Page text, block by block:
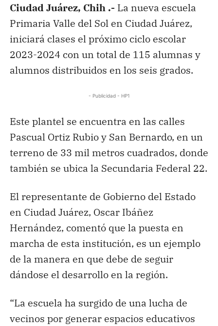
Ciudad Juárez, Chih .- La nueva escuela
Primaria Valle del Sol en Ciudad Juárez,
iniciará clases el próximo ciclo escolar
2023-2024 con un total de 115 alumnas y
alumnos distribuidos en los seis grados.
- Publicidad - HP1
Este plantel se encuentra en las calles
Pascual Ortiz Rubio y San Bernardo, en un
terreno de 33 mil metros cuadrados, donde
también se ubica la Secundaria Federal 22.
El representante de Gobierno del Estado
en Ciudad Juárez, Oscar Ibáñez
Hernández, comentó que la puesta en
marcha de esta institución, es un ejemplo
de la manera en que debe de seguir
dándose el desarrollo en la región.
“La escuela ha surgido de una lucha de
vecinos por generar espacios educativos